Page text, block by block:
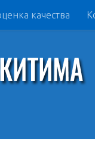
качества